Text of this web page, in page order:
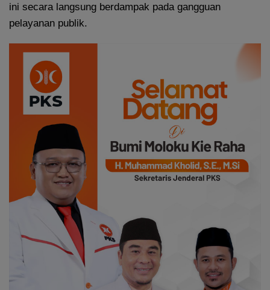
ini secara langsung berdampak pada gangguan
pelayanan publik.